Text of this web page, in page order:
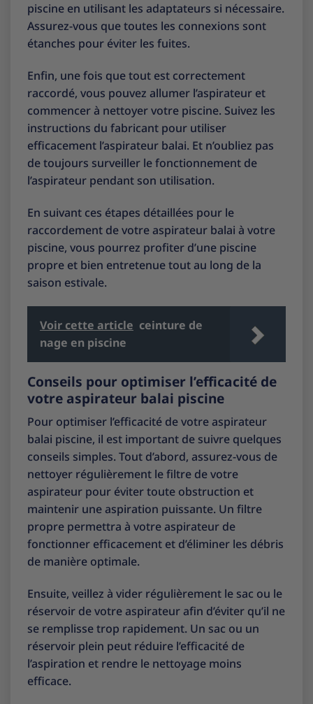
piscine en utilisant les adaptateurs si nécessaire.
Assurez-vous que toutes les connexions sont
étanches pour éviter les fuites.
Enfin, une fois que tout est correctement
raccordé, vous pouvez allumer l’aspirateur et
commencer à nettoyer votre piscine. Suivez les
instructions du fabricant pour utiliser
efficacement l’aspirateur balai. Et n’oubliez pas
de toujours surveiller le fonctionnement de
l’aspirateur pendant son utilisation.
En suivant ces étapes détaillées pour le
raccordement de votre aspirateur balai à votre
piscine, vous pourrez profiter d’une piscine
propre et bien entretenue tout au long de la
saison estivale.
Voir cette article ceinture de
nage en piscine
Conseils pour optimiser l’efficacité de
votre aspirateur balai piscine
Pour optimiser l’efficacité de votre aspirateur
balai piscine, il est important de suivre quelques
conseils simples. Tout d’abord, assurez-vous de
nettoyer régulièrement le filtre de votre
aspirateur pour éviter toute obstruction et
maintenir une aspiration puissante. Un filtre
propre permettra à votre aspirateur de
fonctionner efficacement et d’éliminer les débris
de manière optimale.
Ensuite, veillez à vider régulièrement le sac ou le
réservoir de votre aspirateur afin d’éviter qu’il ne
se remplisse trop rapidement. Un sac ou un
réservoir plein peut réduire l’efficacité de
l’aspiration et rendre le nettoyage moins
efficace.